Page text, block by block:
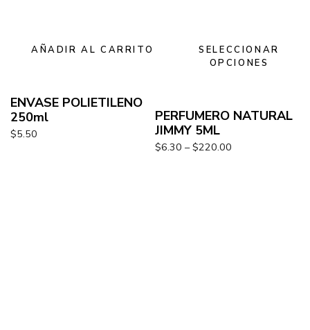
AÑADIR AL CARRITO
ENVASE POLIETILENO
250ml
$5.50
SELECCIONAR
OPCIONES
PERFUMERO NATURAL
JIMMY 5ML
$6.30 – $220.00